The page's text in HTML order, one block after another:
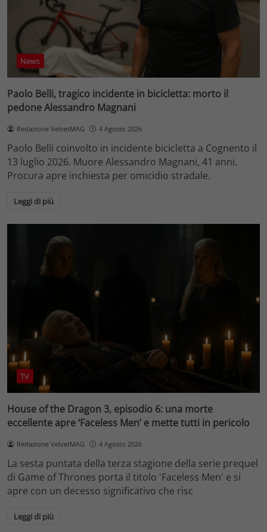
News
Paolo Belli, tragico incidente in bicicletta: morto il
pedone Alessandro Magnani
Redazione VelvetMAG 4 Agosto 2026
Paolo Belli coinvolto in incidente bicicletta a Cognento il
13 luglio 2026. Muore Alessandro Magnani, 41 anni.
Procura apre inchiesta per omicidio stradale.
Leggi di più
TV
House of the Dragon 3, episodio 6: una morte
eccellente apre ‘Faceless Men’ e mette tutti in pericolo
Redazione VelvetMAG 4 Agosto 2026
La sesta puntata della terza stagione della serie prequel
di Game of Thrones porta il titolo 'Faceless Men' e si
apre con un decesso significativo che risc
Leggi di più